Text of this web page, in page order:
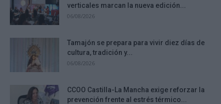
verticales marcan la nueva edición...
06/08/2026
Tamajón se prepara para vivir diez días de
cultura, tradición y...
06/08/2026
CCOO Castilla-La Mancha exige reforzar la
prevención frente al estrés térmico...